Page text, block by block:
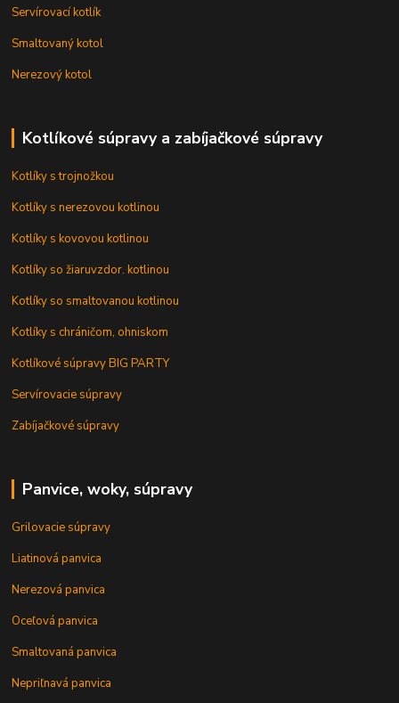
Servírovací kotlík
Smaltovaný kotol
Nerezový kotol
Kotlíkové súpravy a zabíjačkové súpravy
Kotlíky s trojnožkou
Kotlíky s nerezovou kotlinou
Kotlíky s kovovou kotlinou
Kotlíky so žiaruvzdor. kotlinou
Kotlíky so smaltovanou kotlinou
Kotlíky s chráničom, ohniskom
Kotlíkové súpravy BIG PARTY
Servírovacie súpravy
Zabíjačkové súpravy
Panvice, woky, súpravy
Grilovacie súpravy
Liatinová panvica
Nerezová panvica
Oceľová panvica
Smaltovaná panvica
Nepriľnavá panvica